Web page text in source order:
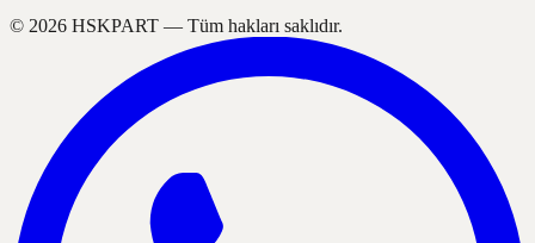
© 2026 HSKPART — Tüm hakları saklıdır.